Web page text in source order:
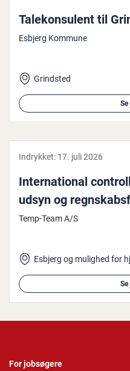
Ta­le­kon­su­lent til
Esbjerg Kommune
Grindsted
Indrykket: 17. juli 2026
In­ter­na­tio­nal
udsyn og
Temp-Team A/S
Esbjerg og mulighed for
For jobsøgere